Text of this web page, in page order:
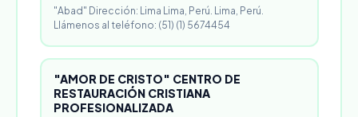
"Abad" Dirección: Lima Lima, Perú. Lima, Perú.
Llámenos al teléfono: (51) (1) 5674454
"AMOR DE CRISTO" CENTRO DE
RESTAURACIÓN CRISTIANA
PROFESIONALIZADA